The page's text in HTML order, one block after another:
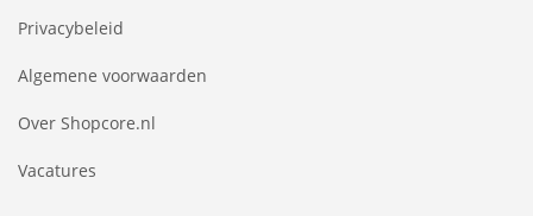
Privacybeleid
Algemene voorwaarden
Over Shopcore.nl
Vacatures